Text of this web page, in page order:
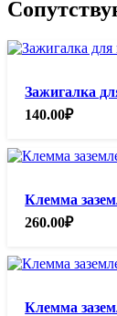
Зажигалка
140.00₽
Клемма
260.00₽
Клемма